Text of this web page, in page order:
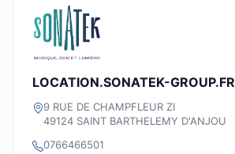
LOCATION.SONATEK-GROUP.FR
9 RUE DE CHAMPFLEUR ZI
49124 SAINT BARTHELEMY D'ANJOU
0766466501